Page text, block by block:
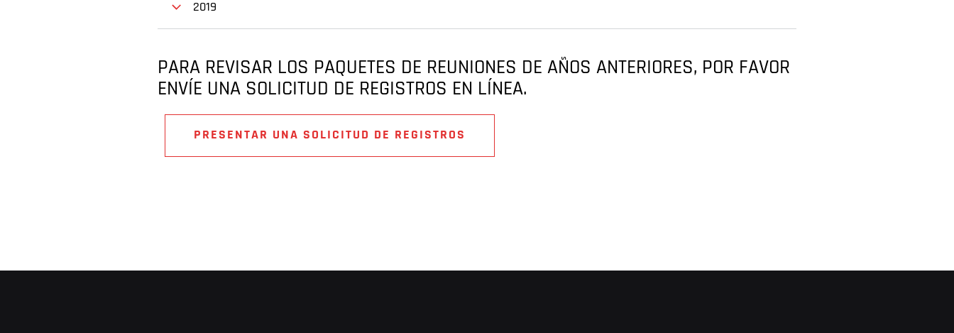
2019
PARA REVISAR LOS PAQUETES DE REUNIONES DE AÑOS ANTERIORES, POR FAVOR
ENVÍE UNA SOLICITUD DE REGISTROS EN LÍNEA.
PRESENTAR UNA SOLICITUD DE REGISTROS